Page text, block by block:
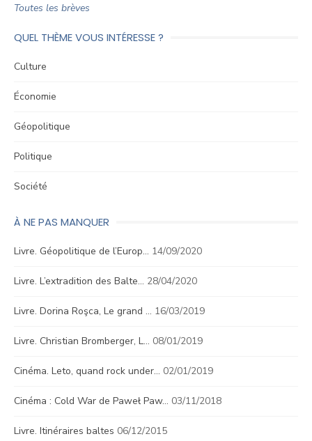
Toutes les brèves
QUEL THÈME VOUS INTÉRESSE ?
Culture
Économie
Géopolitique
Politique
Société
À NE PAS MANQUER
Livre. Géopolitique de l’Europ… 14/09/2020
Livre. L’extradition des Balte… 28/04/2020
Livre. Dorina Roşca, Le grand … 16/03/2019
Livre. Christian Bromberger, L… 08/01/2019
Cinéma. Leto, quand rock under… 02/01/2019
Cinéma : Cold War de Paweł Paw… 03/11/2018
Livre. Itinéraires baltes 06/12/2015